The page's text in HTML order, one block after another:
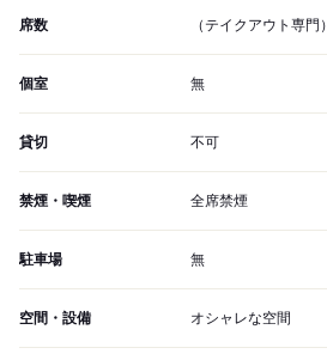
席数 （テイクアウト専門）
個室 無
貸切 不可
禁煙・喫煙 全席禁煙
駐車場 無
空間・設備 オシャレな空間